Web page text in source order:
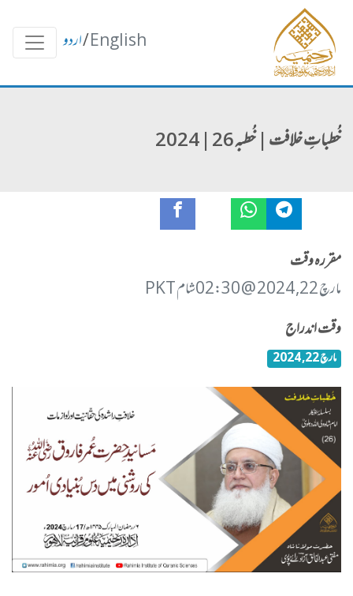
English
/اردو
خُطباتِ خلافت | خُطبہ 26 | 2024
مقررہ وقت
مارچ 22, 2024 @ 02:30شام PKT
وقت اندراج
مارچ 22, 2024